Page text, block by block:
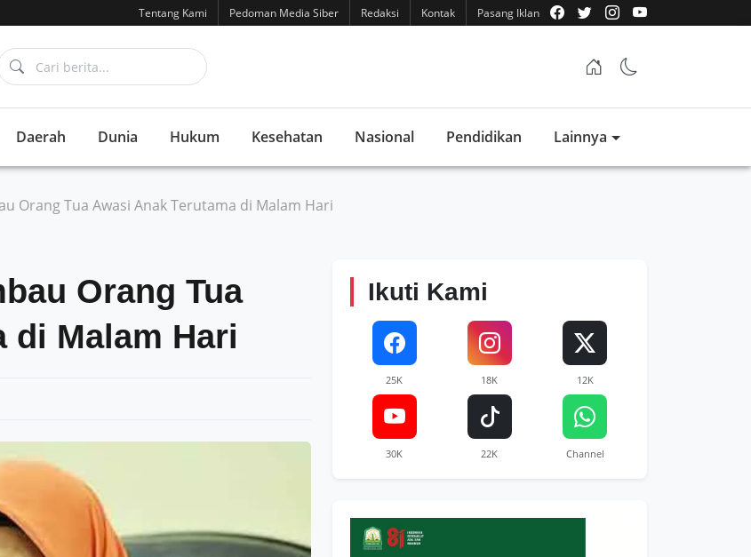
Tentang Kami Pedoman Media Siber Redaksi Kontak Pasang Iklan
Daerah Dunia Hukum Kesehatan Nasional Pendidikan Lainnya
Orang Tua Awasi Anak Terutama di Malam Hari
Orang Tua
di Malam Hari
Ikuti Kami
25K 18K 12K
30K 22K Channel